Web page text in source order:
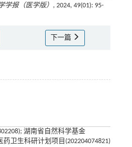
学报（医学版） , 2024, 49(01): 95-
下一篇
湖南省自然科学基金
药卫生科研计划项目(202204074821)